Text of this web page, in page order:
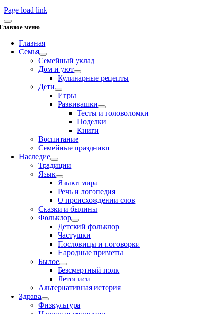
Page load link
Главное меню
Главная
Семья
Семейный уклад
Дом и уют
Кулинарные рецепты
Дети
Игры
Развивашки
Тесты и головоломки
Поделки
Книги
Воспитание
Семейные праздники
Наследие
Традиции
Язык
Языки мира
Речь и логопедия
О происхождении слов
Сказки и былины
Фольклор
Детский фольклор
Частушки
Пословицы и поговорки
Народные приметы
Былое
Безсмертный полк
Летописи
Альтернативная история
Здрава
Физкультура